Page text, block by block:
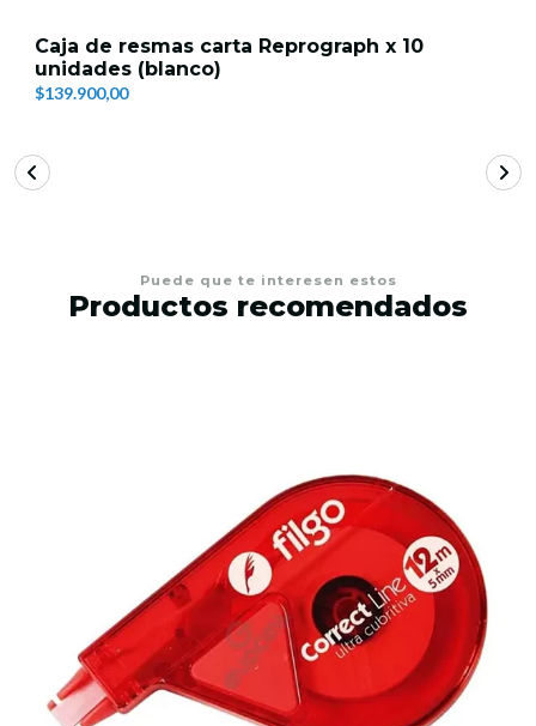
Caja de resmas carta Reprograph x 10
unidades (blanco)
$139.900,00
Puede que te interesen estos
Productos recomendados